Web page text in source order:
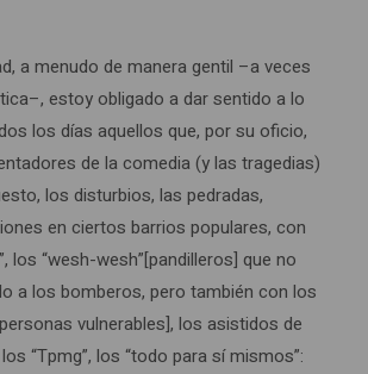
a menudo de manera gentil –a veces
estoy obligado a dar sentido a lo
los días aquellos que, por su oficio,
de la comedia (y las tragedias)
los disturbios, las pedradas,
en ciertos barrios populares, con
los “wesh-wesh”[pandilleros] que no
a los bomberos, pero también con los
vulnerables], los asistidos de
“Tpmg”, los “todo para sí mismos”: